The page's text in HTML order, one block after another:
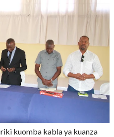
kuomba kabla ya kuanza